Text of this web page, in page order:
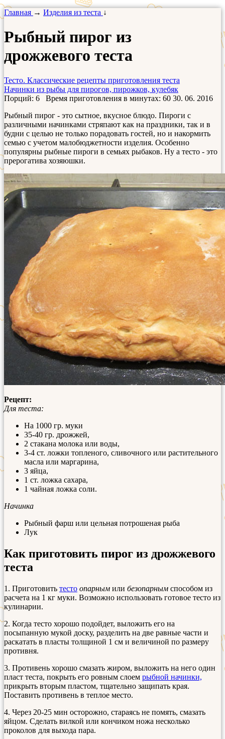
Главная → Изделия из теста ↓
Рыбный пирог из
дрожжевого теста
Тесто. Классические рецепты приготовления теста
Начинки из рыбы для пирогов, пирожков, кулебяк
Порций: 6 Время приготовления в минутах: 60 30. 06. 2016
Рыбный пирог - это сытное, вкусное блюдо. Пироги с
различными начинками стряпают как на праздники, так и в
будни с целью не только порадовать гостей, но и накормить
семью с учетом малобюджетности изделия. Особенно
популярны рыбные пироги в семьях рыбаков. Ну а тесто - это
прерогатива хозяюшки.
Рецепт:
Для теста:
На 1000 гр. муки
35-40 гр. дрожжей,
2 стакана молока или воды,
3-4 ст. ложки топленого, сливочного или растительного
масла или маргарина,
3 яйца,
1 ст. ложка сахара,
1 чайная ложка соли.
Начинка
Рыбный фарш или цельная потрошеная рыба
Лук
Как приготовить пирог из дрожжевого
теста
1. Приготовить тесто опарным или безопарным способом из
расчета на 1 кг муки. Возможно использовать готовое тесто из
кулинарии.
2. Когда тесто хорошо подойдет, выложить его на
посыпанную мукой доску, разделить на две равные части и
раскатать в пласты толщиной 1 см и величиной по размеру
противня.
3. Противень хорошо смазать жиром, выложить на него один
пласт теста, покрыть его ровным слоем рыбной начинки,
прикрыть вторым пластом, тщательно защипать края.
Поставить противень в теплое место.
4. Через 20-25 мин осторожно, стараясь не помять, смазать
яйцом. Сделать вилкой или кончиком ножа несколько
проколов для выхода пара.